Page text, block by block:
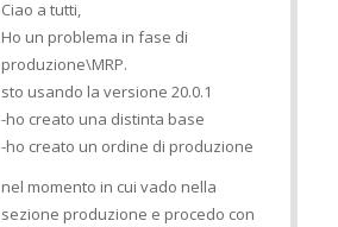
Ciao a tutti,
Ho un problema in fase di
produzione\MRP.
sto usando la versione 20.0.1
-ho creato una distinta base
-ho creato un ordine di produzione
nel momento in cui vado nella
sezione produzione e procedo con